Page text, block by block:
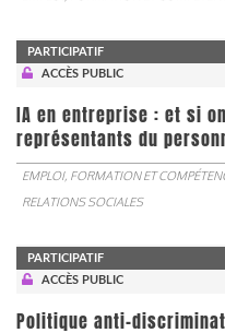
PARTICIPATIF
ACCÈS PUBLIC
IA en entreprise : et si
représentants du
EMPLOI, FORMATION ET
RELATIONS SOCIALES
PARTICIPATIF
ACCÈS PUBLIC
Politique anti-